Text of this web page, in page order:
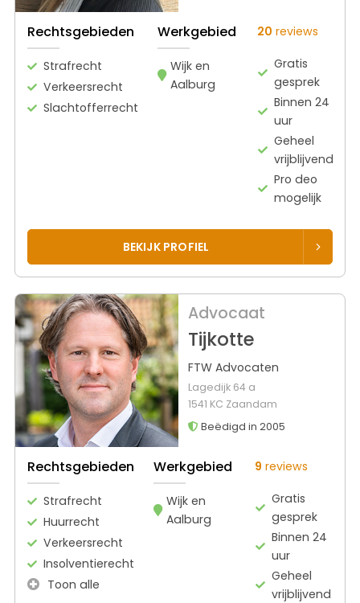
Rechtsgebieden
Strafrecht
Verkeersrecht
Slachtofferrecht
Werkgebied
Wijk en
Aalburg
20 reviews
Gratis
gesprek
Binnen 24
uur
Geheel
vrijblijvend
Pro deo
mogelijk
BEKIJK PROFIEL
Advocaat
Tijkotte
FTW Advocaten
Lagedijk 64 a
1541 KC Zaandam
Beëdigd in 2005
Rechtsgebieden
Strafrecht
Huurrecht
Verkeersrecht
Insolventierecht
Toon alle
Werkgebied
Wijk en
Aalburg
9 reviews
Gratis
gesprek
Binnen 24
uur
Geheel
vrijblijvend